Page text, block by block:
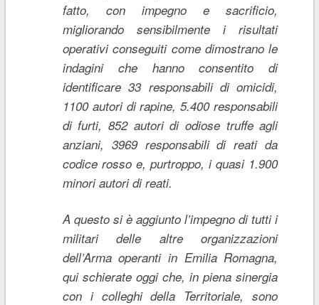
fatto, con impegno e sacrificio,
migliorando sensibilmente i risultati
operativi conseguiti come dimostrano le
indagini che hanno consentito di
identificare 33 responsabili di omicidi,
1100 autori di rapine, 5.400 responsabili
di furti, 852 autori di odiose truffe agli
anziani, 3969 responsabili di reati da
codice rosso e, purtroppo, i quasi 1.900
minori autori di reati.
A questo si è aggiunto l’impegno di tutti i
militari delle altre organizzazioni
dell’Arma operanti in Emilia Romagna,
qui schierate oggi che, in piena sinergia
con i colleghi della Territoriale, sono